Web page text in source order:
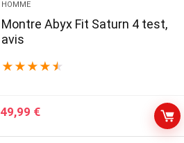
HOMME
Montre Abyx Fit Saturn 4 test,
avis
★ ★ ★ ★ ★
49,99 €